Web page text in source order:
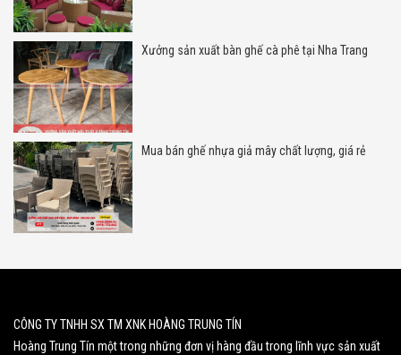
Xưởng sản xuất bàn ghế cà phê tại Nha Trang
Mua bán ghế nhựa giả mây chất lượng, giá rẻ
CÔNG TY TNHH SX TM XNK HOÀNG TRUNG TÍN
Hoàng Trung Tín một trong những đơn vị hàng đầu trong lĩnh vực sản xuất